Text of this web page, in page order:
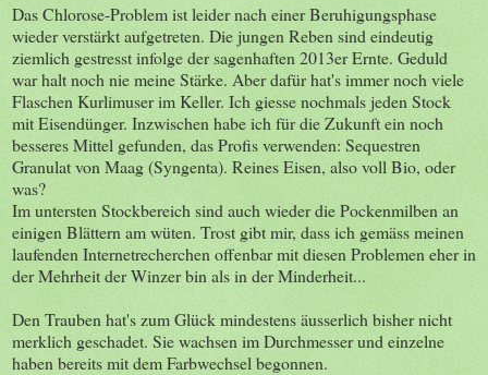
Das Chlorose-Problem ist leider nach einer Beruhigungsphase
wieder verstärkt aufgetreten. Die jungen Reben sind eindeutig
ziemlich gestresst infolge der sagenhaften 2013er Ernte. Geduld
war halt noch nie meine Stärke. Aber dafür hat's immer noch viele
Flaschen Kurlimuser im Keller. Ich giesse nochmals jeden Stock
mit Eisendünger. Inzwischen habe ich für die Zukunft ein noch
besseres Mittel gefunden, das Profis verwenden: Sequestren
Granulat von Maag (Syngenta). Reines Eisen, also voll Bio, oder
was?
Im untersten Stockbereich sind auch wieder die Pockenmilben an
einigen Blättern am wüten. Trost gibt mir, dass ich gemäss meinen
laufenden Internetrecherchen offenbar mit diesen Problemen eher in
der Mehrheit der Winzer bin als in der Minderheit...
Den Trauben hat's zum Glück mindestens äusserlich bisher nicht
merklich geschadet. Sie wachsen im Durchmesser und einzelne
haben bereits mit dem Farbwechsel begonnen.